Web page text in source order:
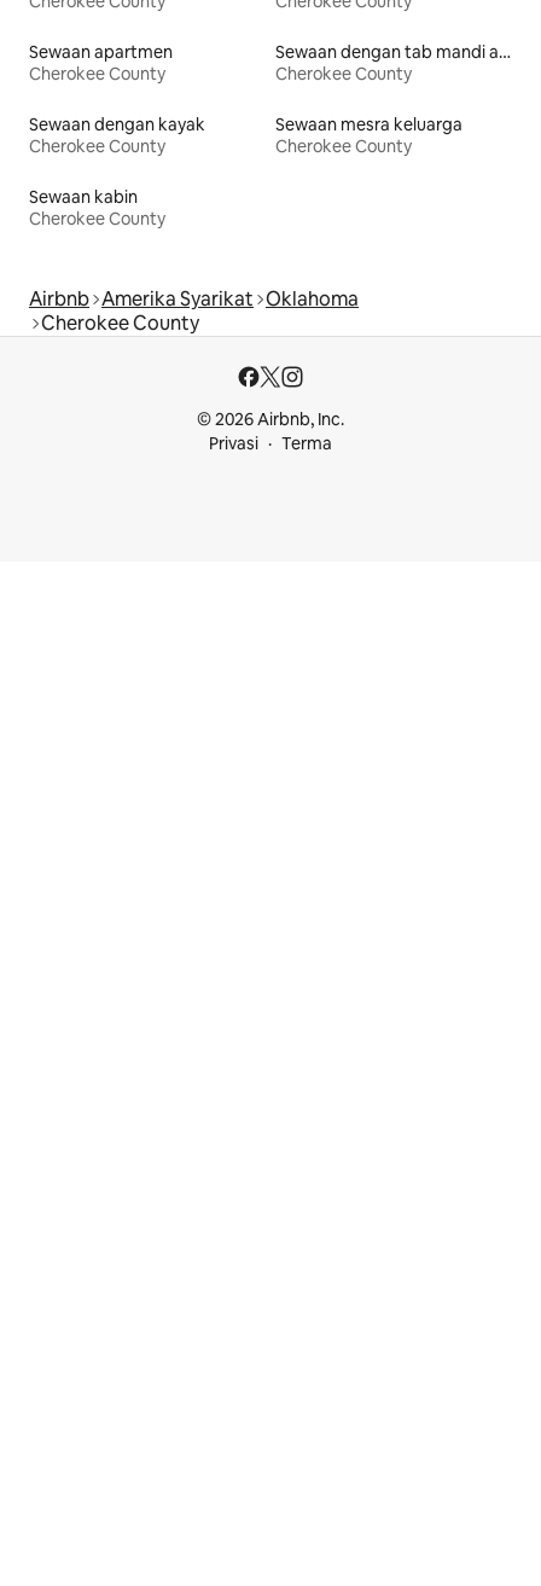
Sewaan apartmen
Cherokee County
Sewaan dengan tab mandi air panas
Cherokee County
Sewaan dengan kayak
Cherokee County
Sewaan mesra keluarga
Cherokee County
Sewaan kabin
Cherokee County
Airbnb Amerika Syarikat Oklahoma
Cherokee County
© 2026 Airbnb, Inc.
Privasi
Terma